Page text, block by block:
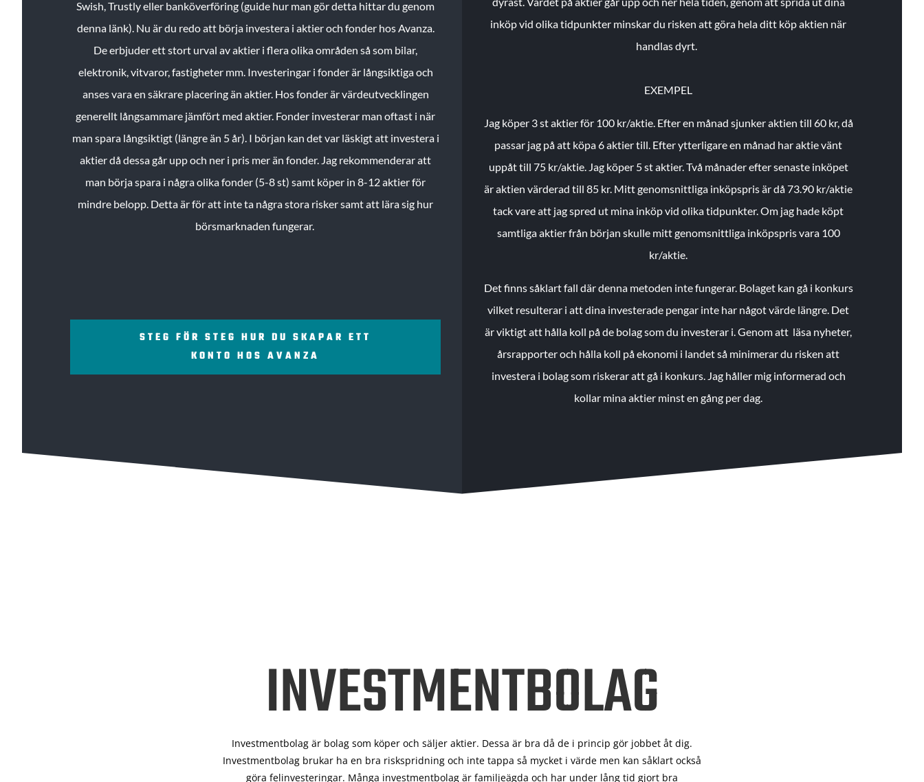
Swish, Trustly eller banköverföring (guide hur man gör detta hittar du genom
denna länk). Nu är du redo att börja investera i aktier och fonder hos Avanza.
De erbjuder ett stort urval av aktier i flera olika områden så som bilar,
elektronik, vitvaror, fastigheter mm. Investeringar i fonder är långsiktiga och
anses vara en säkrare placering än aktier. Hos fonder är värdeutvecklingen
generellt långsammare jämfört med aktier. Fonder investerar man oftast i när
man spara långsiktigt (längre än 5 år). I början kan det var läskigt att investera i
aktier då dessa går upp och ner i pris mer än fonder. Jag rekommenderar att
man börja spara i några olika fonder (5-8 st) samt köper in 8-12 aktier för
mindre belopp. Detta är för att inte ta några stora risker samt att lära sig hur
börsmarknaden fungerar.
STEG FÖR STEG HUR DU SKAPAR ETT
KONTO HOS AVANZA
inköp vid olika tidpunkter minskar du risken att göra hela ditt köp aktien när
handlas dyrt.
EXEMPEL
Jag köper 3 st aktier för 100 kr/aktie. Efter en månad sjunker aktien till 60 kr, då
passar jag på att köpa 6 aktier till. Efter ytterligare en månad har aktie vänt
uppåt till 75 kr/aktie. Jag köper 5 st aktier.Två månader efter senaste inköpet
är aktien värderad till 85 kr. Mitt genomsnittliga inköpspris är då 73.90 kr/aktie
tack vare att jag spred ut mina inköp vid olika tidpunkter. Om jag hade köpt
samtliga aktier från början skulle mitt genomsnittliga inköpspris vara 100
kr/aktie.
Det finns såklart fall där denna metoden inte fungerar. Bolaget kan gå i konkurs
vilket resulterar i att dina investerade pengar inte har något värde längre. Det
är viktigt att hålla koll på de bolag som du investerar i. Genom att läsa nyheter,
årsrapporter och hålla koll på ekonomi i landet så minimerar du risken att
investera i bolag som riskerar att gå i konkurs. Jag håller mig informerad och
kollar mina aktier minst en gång per dag.
INVESTMENTBOLAG
Investmentbolag är bolag som köper och säljer aktier. Dessa är bra då de i princip gör jobbet åt dig.
Investmentbolag brukar ha en bra riskspridning och inte tappa så mycket i värde men kan såklart också
göra felinvesteringar. Många investmentbolag är familjeägda och har under lång tid gjort bra